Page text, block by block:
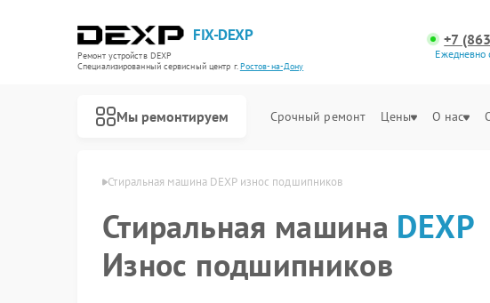
FIX-DEXP
Ремонт устройств DEXP
Специализированный cервисный центр г.Ростов-на-Дону
+7
Мы ремонтируем Срочный ремонт Цены О нас
в Ростове-на-Дону Стиральная машина DEXP износ подшипников
Стиральная машина DEXP
Износ подшипников